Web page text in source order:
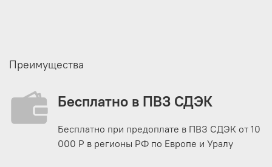
Преимущества
Бесплатно в ПВЗ СДЭК
Бесплатно при предоплате в ПВЗ СДЭК от 10
000 Р в регионы РФ по Европе и Уралу